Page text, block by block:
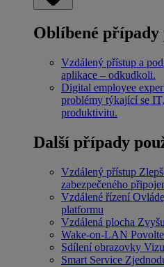
Oblíbené
Vzdálený přístup a
aplikace – odkudkoli.
Digital employee
problémy týkající se
produktivitu.
Další případy
Vzdálený přístup
zabezpečeného
Vzdálené řízení
platformu
Vzdálená plocha
Wake-on-LAN
Sdílení obrazovky
Smart Service